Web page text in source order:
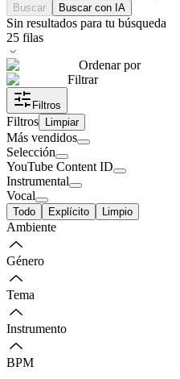
Buscar Buscar con IA
Sin resultados para tu búsqueda
25 filas
Ordenar por
Filtrar
Filtros
Filtros Limpiar
Más vendidos
Selección
YouTube Content ID
Instrumental
Vocal
Todo Explícito Limpio
Ambiente
Género
Tema
Instrumento
BPM